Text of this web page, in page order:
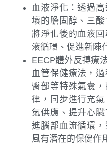
血液淨化：透過
壞的膽固醇、三
將淨化後的血液
液循環、促進新陳
EECP體外反搏療
血管保健療法，
臀部等特殊氣囊
律，同步進行充
氣供應、提升心
進腦部血流循環
風有潛在的保健作